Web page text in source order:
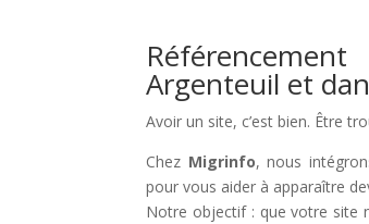
Argenteuil et
Avoir un site, c’est bien. Être
Chez Migrinfo, nous
pour vous aider à apparaître
Notre objectif : que votre site